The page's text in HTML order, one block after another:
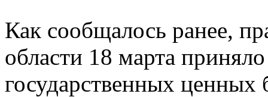
Как сообщалось ранее,
области 18 марта
государственных ценных